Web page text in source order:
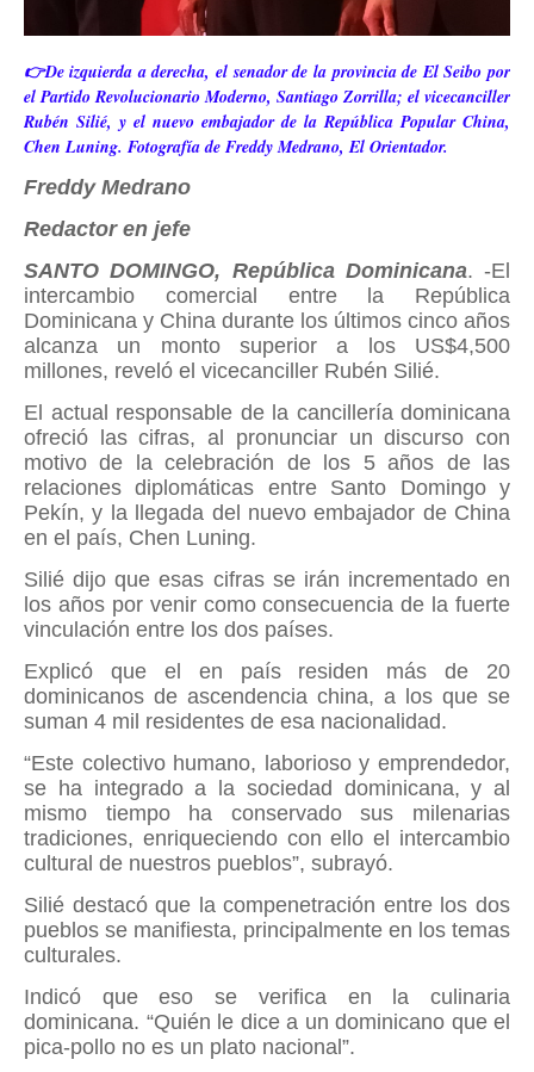
👉De izquierda a derecha, el senador de la provincia de El Seibo por
el Partido Revolucionario Moderno, Santiago Zorrilla; el vicecanciller
Rubén Silié, y el nuevo embajador de la República Popular China,
Chen Luning. Fotografía de Freddy Medrano, El Orientador.
Freddy Medrano
Redactor en jefe
SANTO DOMINGO, República Dominicana. -El
intercambio comercial entre la República
Dominicana y China durante los últimos cinco años
alcanza un monto superior a los US$4,500
millones, reveló el vicecanciller Rubén Silié.
El actual responsable de la cancillería dominicana
ofreció las cifras, al pronunciar un discurso con
motivo de la celebración de los 5 años de las
relaciones diplomáticas entre Santo Domingo y
Pekín, y la llegada del nuevo embajador de China
en el país, Chen Luning.
Silié dijo que esas cifras se irán incrementado en
los años por venir como consecuencia de la fuerte
vinculación entre los dos países.
Explicó que el en país residen más de 20
dominicanos de ascendencia china, a los que se
suman 4 mil residentes de esa nacionalidad.
“Este colectivo humano, laborioso y emprendedor,
se ha integrado a la sociedad dominicana, y al
mismo tiempo ha conservado sus milenarias
tradiciones, enriqueciendo con ello el intercambio
cultural de nuestros pueblos”, subrayó.
Silié destacó que la compenetración entre los dos
pueblos se manifiesta, principalmente en los temas
culturales.
Indicó que eso se verifica en la culinaria
dominicana. “Quién le dice a un dominicano que el
pica-pollo no es un plato nacional”.